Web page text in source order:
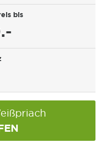
bis